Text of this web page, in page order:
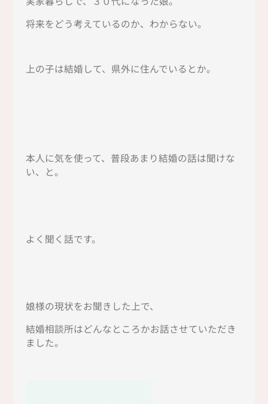
将来をどう考えているのか、わからない。
上の子は結婚して、県外に住んでいるとか。
本人に気を使って、普段あまり結婚の話は聞けな
い、と。
よく聞く話です。
娘様の現状をお聞きした上で、
結婚相談所はどんなところかお話させていただき
ました。